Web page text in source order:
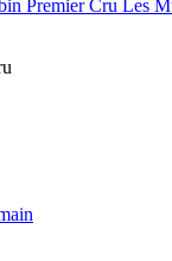
Premier Cru Les